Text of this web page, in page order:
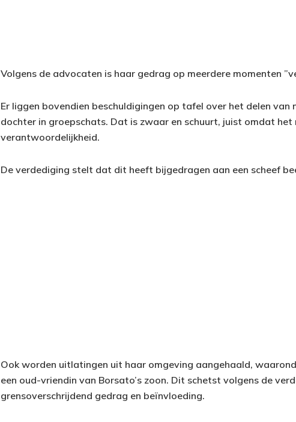
Volgens de advocaten is haar gedrag op meerdere momenten
Er liggen bovendien beschuldigingen op tafel over het delen
dochter in groepschats. Dat is zwaar en schuurt, juist omdat
verantwoordelijkheid.
De verdediging stelt dat dit heeft bijgedragen aan een scheef
Ook worden uitlatingen uit haar omgeving aangehaald,
een oud-vriendin van Borsato’s zoon. Dit schetst volgens de
grensoverschrijdend gedrag en beïnvloeding.